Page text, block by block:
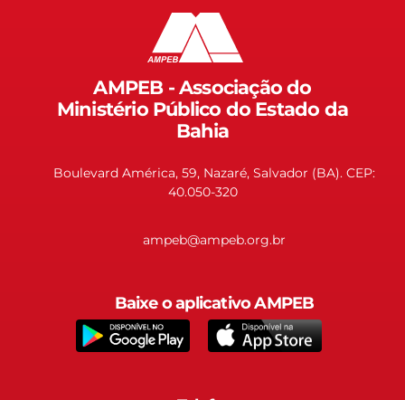
AMPEB - Associação do
Ministério Público do Estado da
Bahia
Boulevard América, 59, Nazaré, Salvador (BA). CEP:
40.050-320
ampeb@ampeb.org.br
Baixe o aplicativo AMPEB